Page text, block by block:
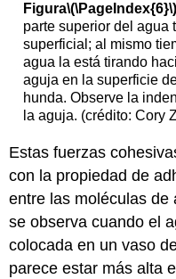
Figura\(\PageIndex{6}\)
parte superior del agua
superficial; al mismo
agua la está tirando
aguja en la superficie
hunda. Observe la
la aguja. (crédito: Cory
Estas fuerzas
con la propiedad de
entre las moléculas de
se observa cuando el
colocada en un vaso
parece estar más alta